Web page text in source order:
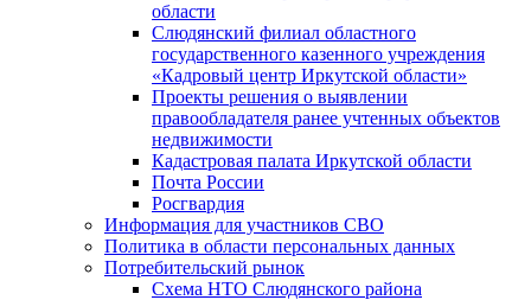
области
Слюдянский филиал областного
государственного казенного учреждения
«Кадровый центр Иркутской области»
Проекты решения о выявлении
правообладателя ранее учтенных объектов
недвижимости
Кадастровая палата Иркутской области
Почта России
Росгвардия
Информация для участников СВО
Политика в области персональных данных
Потребительский рынок
Схема НТО Слюдянского района